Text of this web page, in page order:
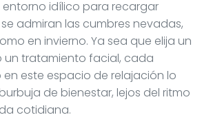
idílico para recargar
admiran las cumbres nevadas,
en invierno. Ya sea que elija un
un tratamiento facial, cada
este espacio de relajación lo
de bienestar, lejos del ritmo
cotidiana.